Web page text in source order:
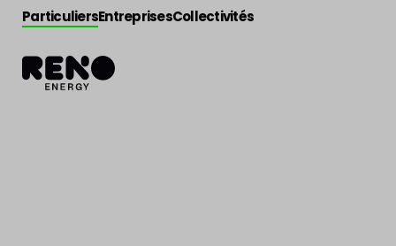
ParticuliersEntreprisesCollectivités